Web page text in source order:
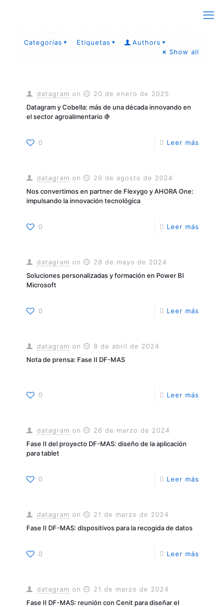
Categorías Etiquetas
Authors
Show all
datagram on
20 de enero de 2025
Datagram y Cobella: más de una década innovando en
el sector agroalimentario 🍇
0 Leer más
datagram on
26 de agosto de 2024
Nos convertimos en partner de Flexygo y AHORA One:
impulsando la innovación tecnológica
0 Leer más
datagram on
28 de mayo de 2024
Soluciones personalizadas y formación en Power BI
Microsoft
0 Leer más
datagram on
8 de abril de 2024
Nota de prensa: Fase II DF-MAS
0 Leer más
datagram on
26 de marzo de 2024
Fase II del proyecto DF-MAS: diseño de la aplicación
para tablet
0 Leer más
datagram on
21 de marzo de 2024
Fase II DF-MAS: dispositivos para la recogida de datos
0 Leer más
datagram on
21 de marzo de 2024
Fase II DF-MAS: reunión con Cenit para diseñar el